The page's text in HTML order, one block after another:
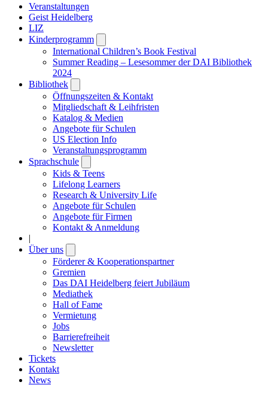
Veranstaltungen
Geist Heidelberg
LIZ
Kinderprogramm
submenu
International Children’s Book Festival
Summer Reading – Lesesommer der DAI Bibliothek
2024
Bibliothek
submenu
Öffnungszeiten & Kontakt
Mitgliedschaft & Leihfristen
Katalog & Medien
Angebote für Schulen
US Election Info
Veranstaltungsprogramm
Sprachschule
submenu
Kids & Teens
Lifelong Learners
Research & University Life
Angebote für Schulen
Angebote für Firmen
Kontakt & Anmeldung
|
Über uns
submenu
Förderer & Kooperationspartner
Gremien
Das DAI Heidelberg feiert Jubiläum
Mediathek
Hall of Fame
Vermietung
Jobs
Barrierefreiheit
Newsletter
Tickets
Kontakt
News